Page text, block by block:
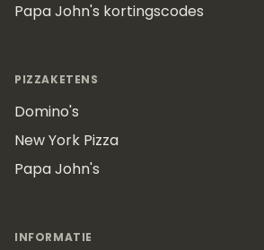
Papa John's kortingscodes
PIZZAKETENS
Domino's
New York Pizza
Papa John's
INFORMATIE